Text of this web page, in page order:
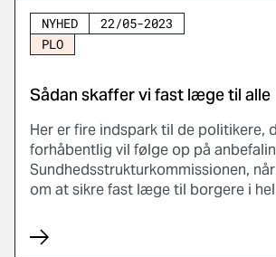
NYHED
22/05-2023
PLO
Sådan skaffer vi fast læge til alle
Her er fire indspark til de politikere,
forhåbentlig vil følge op på
Sundhedsstrukturkommissionen,
om at sikre fast læge til borgere i